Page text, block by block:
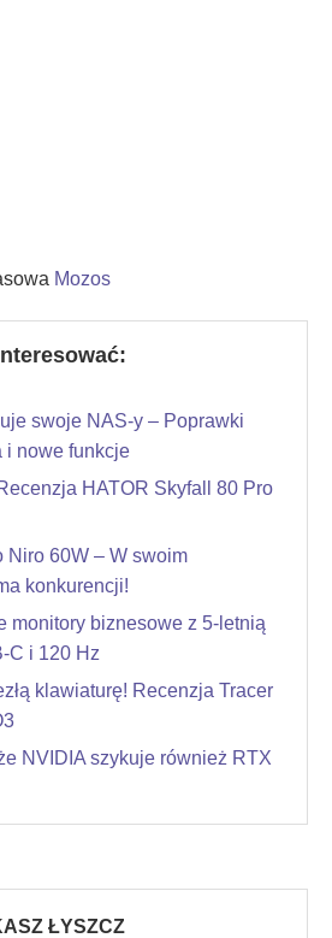
Mozos
swoje NAS-y – Poprawki
i nowe funkcje
HATOR Skyfall 80 Pro
Niro 60W – W swoim
konkurencji!
monitory biznesowe z 5-letnią
C i 120 Hz
klawiaturę! Recenzja Tracer
NVIDIA szykuje również RTX
ŁYSZCZ